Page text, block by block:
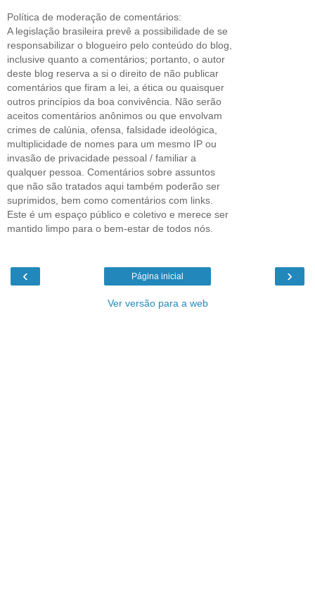
Política de moderação de comentários:
A legislação brasileira prevê a possibilidade de se
responsabilizar o blogueiro pelo conteúdo do blog,
inclusive quanto a comentários; portanto, o autor
deste blog reserva a si o direito de não publicar
comentários que firam a lei, a ética ou quaisquer
outros princípios da boa convivência. Não serão
aceitos comentários anônimos ou que envolvam
crimes de calúnia, ofensa, falsidade ideológica,
multiplicidade de nomes para um mesmo IP ou
invasão de privacidade pessoal / familiar a
qualquer pessoa. Comentários sobre assuntos
que não são tratados aqui também poderão ser
suprimidos, bem como comentários com links.
Este é um espaço público e coletivo e merece ser
mantido limpo para o bem-estar de todos nós.
‹ ›
Página inicial
Ver versão para a web